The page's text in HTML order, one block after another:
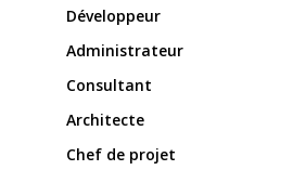
Développeur
Administrateur
Consultant
Architecte
Chef de projet